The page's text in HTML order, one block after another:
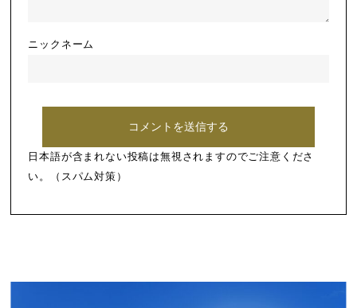
ニックネーム
日本語が含まれない投稿は無視されますのでご注意くださ
い。（スパム対策）